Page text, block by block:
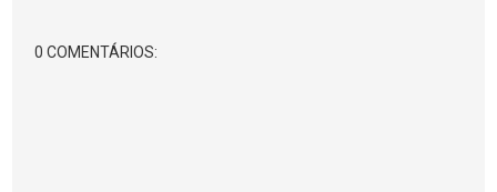
0 COMENTÁRIOS: